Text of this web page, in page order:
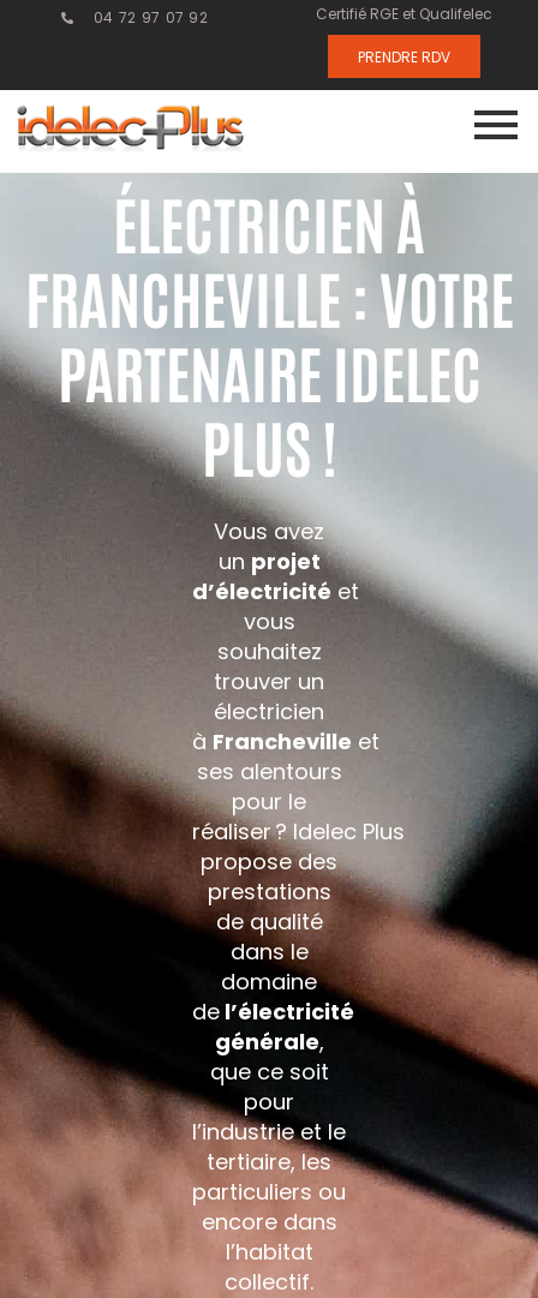
04 72 97 07 92 Certifié RGE et Qualifelec
PRENDRE RDV
ÉLECTRICIEN À
FRANCHEVILLE : VOTRE
PARTENAIRE IDELEC
PLUS !
Vous avez
un projet
d’électricité et
vous
souhaitez
trouver un
électricien
à Francheville et
ses alentours
pour le
réaliser ?Idelec Plus
propose des
prestations
de qualité
dans le
domaine
de l’électricité
générale,
que ce soit
pour
l’industrie et le
tertiaire, les
particuliers ou
encore dans
l’habitat
collectif.